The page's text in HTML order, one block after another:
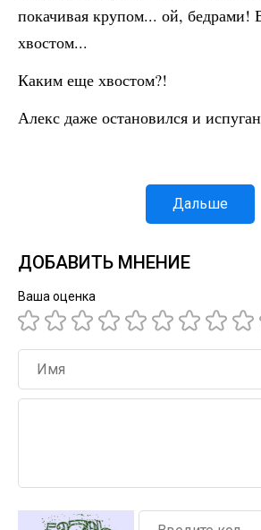
покачивая крупом... ой, бедрами!
хвостом...
Каким еще хвостом?!
Алекс даже остановился и
Дальше
ДОБАВИТЬ МНЕНИЕ
Ваша оценка